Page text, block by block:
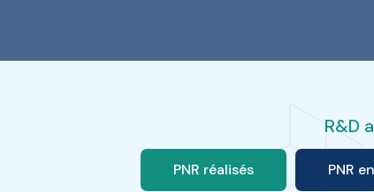
R&D
PNR réalisés PNR